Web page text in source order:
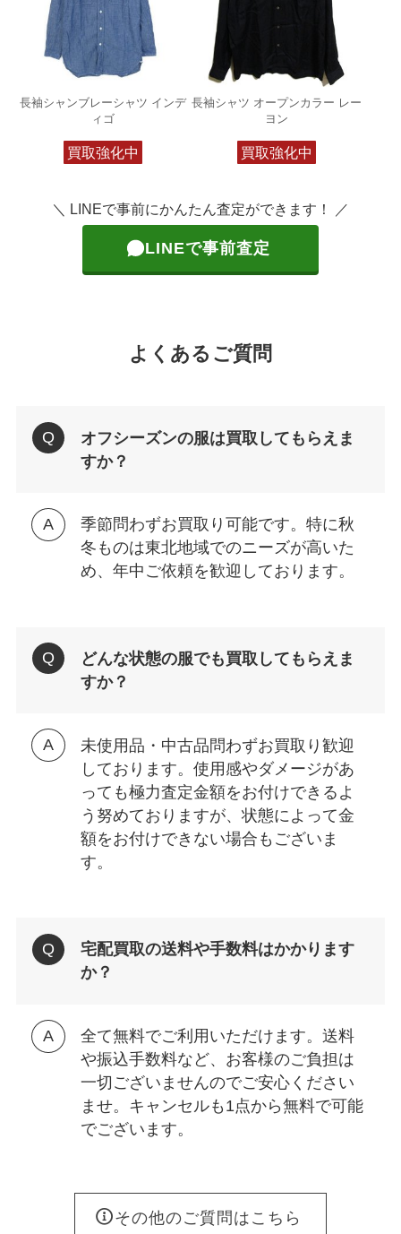
長袖シャンブレーシャツ インデ
ィゴ
買取強化中
長袖シャツ オープンカラー レー
ヨン
買取強化中
＼ LINEで事前にかんたん査定ができます！ ／
LINEで事前査定
よくあるご質問
オフシーズンの服は買取してもらえま
すか？
季節問わずお買取り可能です。特に秋
冬ものは東北地域でのニーズが高いた
め、年中ご依頼を歓迎しております。
どんな状態の服でも買取してもらえま
すか？
未使用品・中古品問わずお買取り歓迎
しております。使用感やダメージがあ
っても極力査定金額をお付けできるよ
う努めておりますが、状態によって金
額をお付けできない場合もございま
す。
宅配買取の送料や手数料はかかります
か？
全て無料でご利用いただけます。送料
や振込手数料など、お客様のご負担は
一切ございませんのでご安心ください
ませ。キャンセルも1点から無料で可能
でございます。
その他のご質問はこちら